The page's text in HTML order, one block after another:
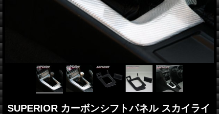
SUPERIOR カーボンシフトパネル スカイライ